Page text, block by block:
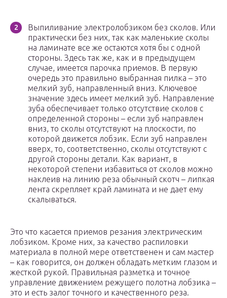
Выпиливание электролобзиком без сколов. Или
практически без них, так как маленькие сколы
на ламинате все же остаются хотя бы с одной
стороны. Здесь так же, как и в предыдущем
случае, имеется парочка приемов. В первую
очередь это правильно выбранная пилка – это
мелкий зуб, направленный вниз. Ключевое
значение здесь имеет мелкий зуб. Направление
зуба обеспечивает только отсутствие сколов с
определенной стороны – если зуб направлен
вниз, то сколы отсутствуют на плоскости, по
которой движется лобзик. Если зуб направлен
вверх, то, соответственно, сколы отсутствуют с
другой стороны детали. Как вариант, в
некоторой степени избавиться от сколов можно
наклеив на линию реза обычный скотч – липкая
лента скрепляет край ламината и не дает ему
скалываться.
Это что касается приемов резания электрическим
лобзиком. Кроме них, за качество распиловки
материала в полной мере ответственен и сам мастер
– как говорится, он должен обладать метким глазом и
жесткой рукой. Правильная разметка и точное
управление движением режущего полотна лобзика –
это и есть залог точного и качественного реза.